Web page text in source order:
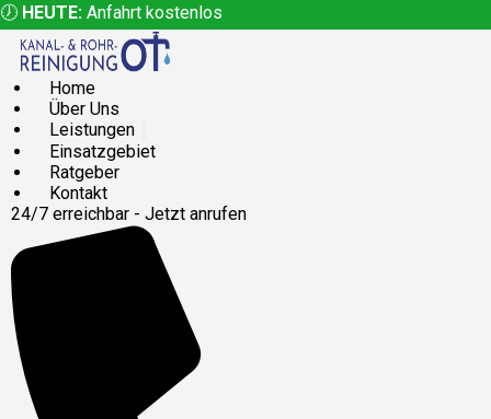
🕖 HEUTE: Anfahrt kostenlos
Home
Über Uns
Leistungen
Einsatzgebiet
Ratgeber
Kontakt
24/7 erreichbar - Jetzt anrufen